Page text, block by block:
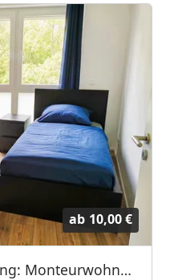
ab 10,00 €
Top Lage, top Ausstattung: Monteurwohnung Frankfurter Bett GmbH